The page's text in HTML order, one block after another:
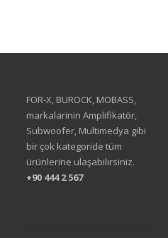
FOR-X, BUROCK, MOBASS,
markalarinin Amplifikatör,
Subwoofer, Multimedya gibi
bir çok kategoride tüm
ürünlerine ulaşabilirsiniz.
+90 444 2 567